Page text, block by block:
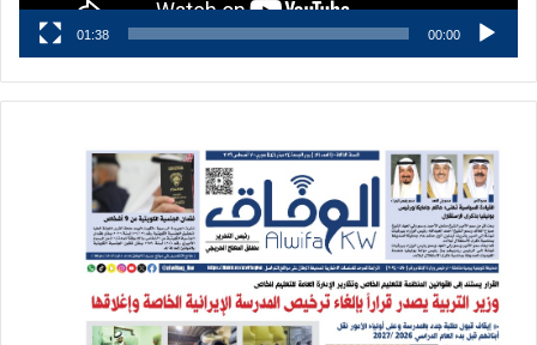
00:00
01:38